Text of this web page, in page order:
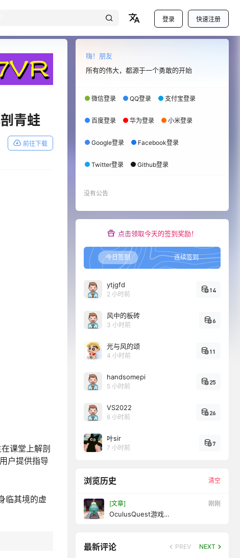
登录 快速注册
青蛙
前往下载
课堂上解剖
户提供指导
临其境的虚
嗨！朋友
所有的伟大，都源于一个勇敢的开始
微信登录 QQ登录 支付宝登录
百度登录 华为登录 小米登录
Google登录 Facebook登录
Twitter登录 Github登录
没有公告
点击领取今天的签到奖励！
今日签到 连续签到
ytjgfd
2 小时前
14
风中的板砖
3 小时前
6
光与风的颂
4 小时前
11
handsomepi
5 小时前
25
VS2022
6 小时前
26
叶sir
7 小时前
7
浏览历史 清空
[文章] 11 秒前
OculusQuest游戏
最新评论 PREV NEXT